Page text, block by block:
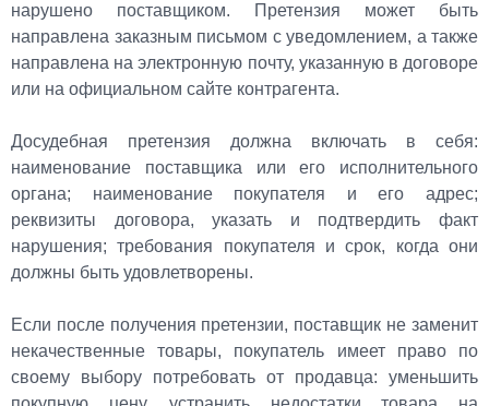
нарушено поставщиком. Претензия может быть
направлена заказным письмом с уведомлением, а также
направлена на электронную почту, указанную в договоре
или на официальном сайте контрагента.
Досудебная претензия должна включать в себя:
наименование поставщика или его исполнительного
органа; наименование покупателя и его адрес;
реквизиты договора, указать и подтвердить факт
нарушения; требования покупателя и срок, когда они
должны быть удовлетворены.
Если после получения претензии, поставщик не заменит
некачественные товары, покупатель имеет право по
своему выбору потребовать от продавца: уменьшить